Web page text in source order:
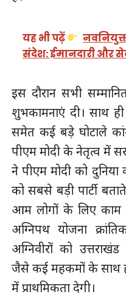
यह भी पढ़ें
संदेश: ईमानदारी और
इस दौरान सभी
शुभकामनाएं दी। साथ
समेत कई बड़े घोटाले
पीएम मोदी के नेतृत्व में
ने पीएम मोदी को
को सबसे बड़ी पार्टी
आम लोगों के लिए काम
अग्निपथ योजना
अग्निवीरों को
जैसे कई महकमों के साथ
में प्राथमिकता देगी।